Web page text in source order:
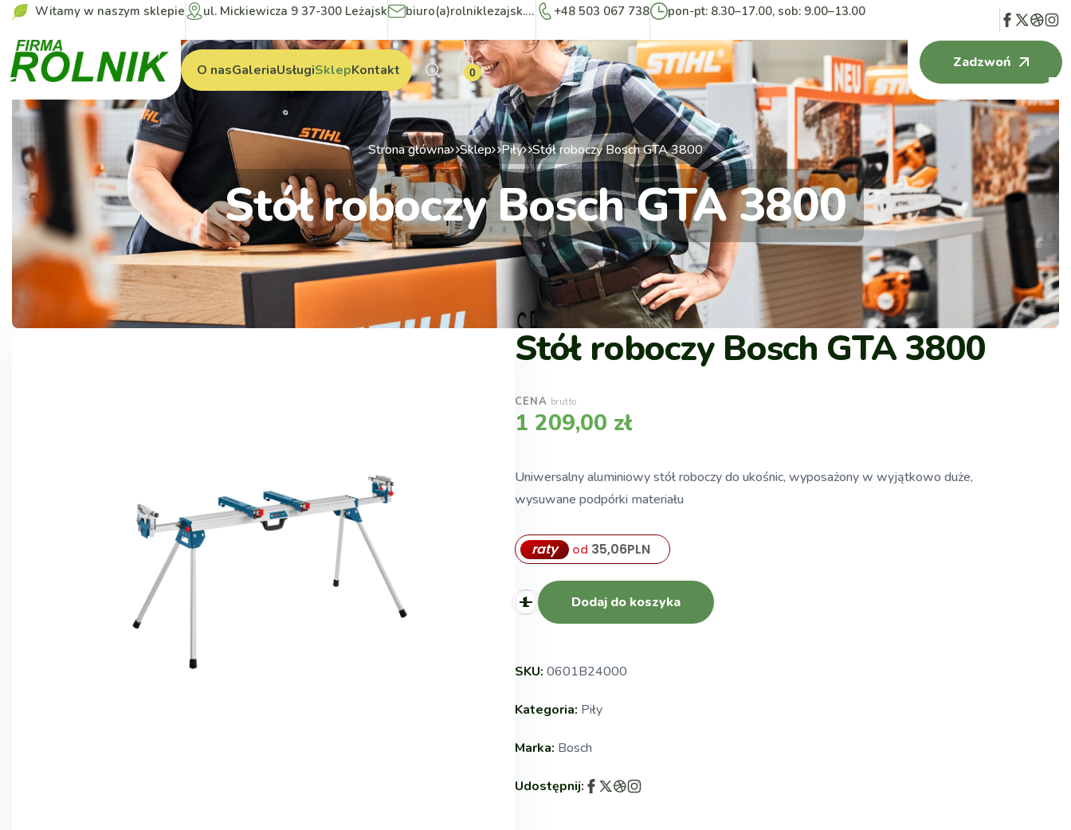
Witamy w naszym sklepie ul. Mickiewicza 9 37-300 Leżajsk biuro(a)rolniklezajsk.pl +48 503 067 738 pon-pt: 8.30–17.00, sob: 9.00–13.00
O nasGaleriaUsługiSklepKontakt 0
Zadzwoń
Strona główna Sklep Piły Stół roboczy Bosch GTA 3800
Stół roboczy Bosch GTA 3800
Stół roboczy Bosch GTA 3800
CENA brutto
1 209,00 zł
Uniwersalny aluminiowy stół roboczy do ukośnic, wyposażony w wyjątkowo duże,
wysuwane podpórki materiału
raty od 35,06PLN
Dodaj do koszyka
SKU: 0601B24000
Kategoria: Piły
Marka: Bosch
Udostępnij: